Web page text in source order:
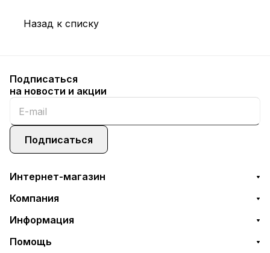
Назад к списку
Подписаться
на новости и акции
Подписаться
Интернет-магазин
Компания
Информация
Помощь